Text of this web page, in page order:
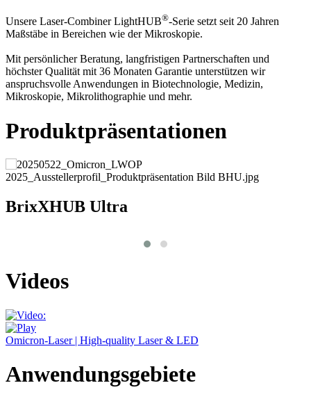
Unsere Laser-Combiner LightHUB®-Serie setzt seit 20 Jahren
Maßstäbe in Bereichen wie der Mikroskopie.
Mit persönlicher Beratung, langfristigen Partnerschaften und
höchster Qualität mit 36 Monaten Garantie unterstützen wir
anspruchsvolle Anwendungen in Biotechnologie, Medizin,
Mikroskopie, Mikrolithographie und mehr.
Produktpräsentationen
BrixXHUB Ultra
Videos
Omicron-Laser | High-quality Laser & LED
Anwendungsgebiete